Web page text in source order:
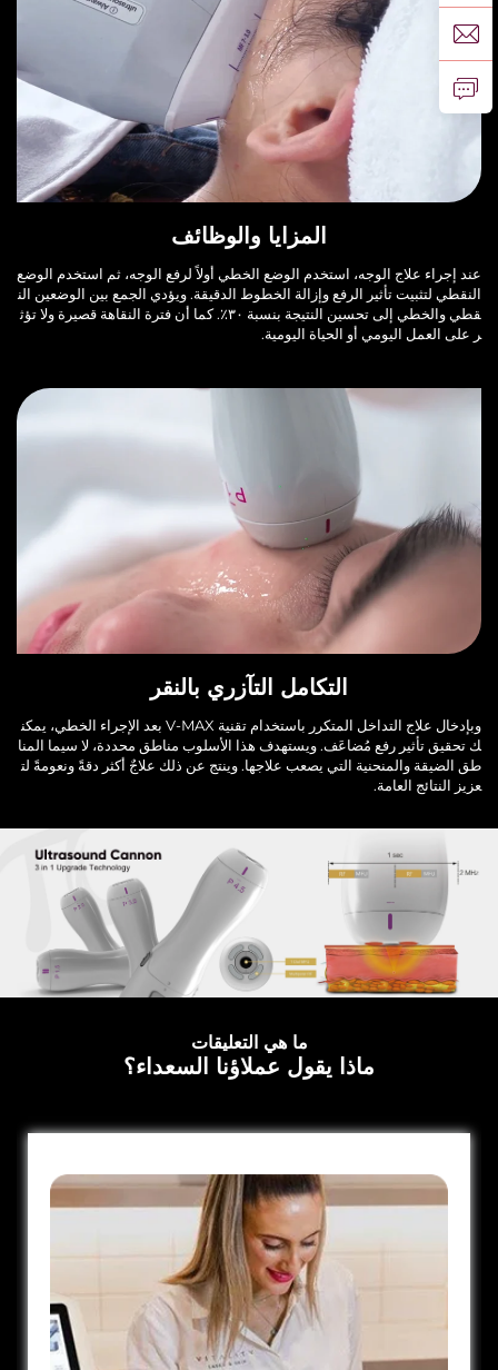
المزايا والوظائف
عند إجراء علاج الوجه، استخدم الوضع الخطي أولاً لرفع الوجه، ثم استخدم الوضع
النقطي لتثبيت تأثير الرفع وإزالة الخطوط الدقيقة. ويؤدي الجمع بين الوضعين الن
قطي والخطي إلى تحسين النتيجة بنسبة ٣٠٪. كما أن فترة النقاهة قصيرة ولا تؤث
ر على العمل اليومي أو الحياة اليومية.
التكامل التآزري بالنقر
وبإدخال علاج التداخل المتكرر باستخدام تقنية V-MAX بعد الإجراء الخطي، يمكن
ك تحقيق تأثير رفع مُضاعَف. ويستهدف هذا الأسلوب مناطق محددة، لا سيما المنا
طق الضيقة والمنحنية التي يصعب علاجها. وينتج عن ذلك علاجٌ أكثر دقةً ونعومةً لت
عزيز النتائج العامة.
ما هي التعليقات
ماذا يقول عملاؤنا السعداء؟